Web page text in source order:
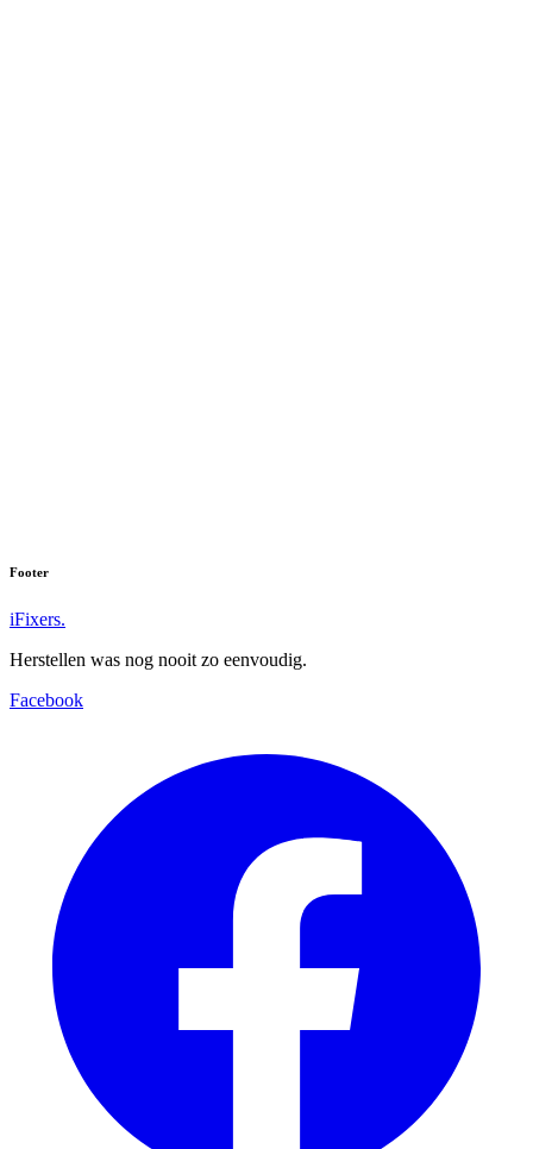
Footer
iFixers.
Herstellen was nog nooit zo eenvoudig.
Facebook